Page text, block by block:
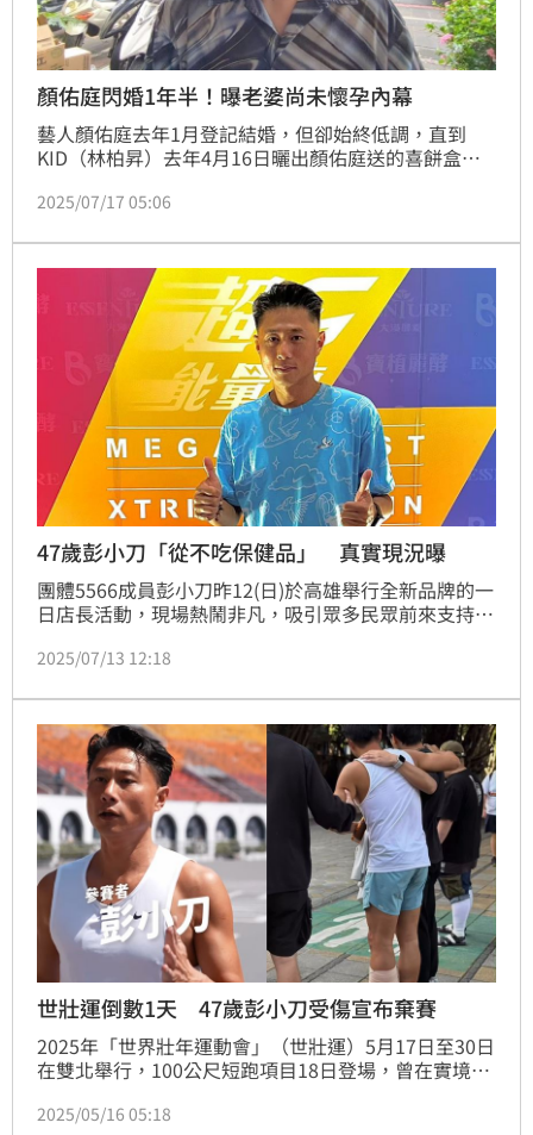
顏佑庭閃婚1年半！曝老婆尚未懷孕內幕
藝人顏佑庭去年1月登記結婚，但卻始終低調，直到
KID（林柏昇）去年4月16日曬出顏佑庭送的喜餅盒感
顏佑庭之後臉書公開「漂亮櫃姐老婆」的真面目，並
2025/07/17 05:06
47歲彭小刀「從不吃保健品」 真實現況曝
團體5566成員彭小刀昨12(日)於高雄舉行全新品牌的一
日店長活動，現場熱鬧非凡，吸引眾多民眾前來支持與
有感、專為運動愛好者設計的產品。
2025/07/13 12:18
世壯運倒數1天 47歲彭小刀受傷宣布棄賽
2025年「世界壯年運動會」（世壯運）5月17日至30日
在雙北舉行，100公尺短跑項目18日登場，曾在實境節
成員彭小刀（彭康育）也報名參賽。怎料現年47歲的
2025/05/16 05:18